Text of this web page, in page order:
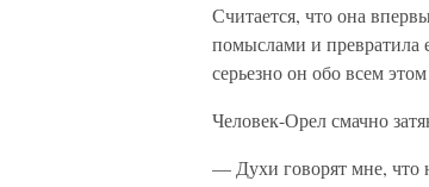
Считается, что она
помыслами и превратила
серьезно он обо всем
Человек-Орел смачно
— Духи говорят мне, что